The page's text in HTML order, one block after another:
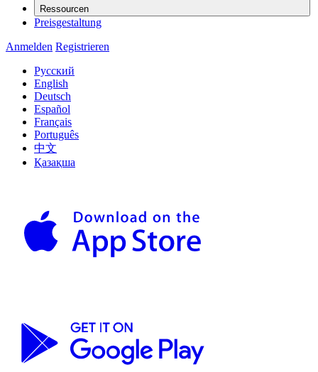
Ressourcen
Preisgestaltung
Anmelden Registrieren
Русский
English
Deutsch
Español
Français
Português
中文
Қазақша